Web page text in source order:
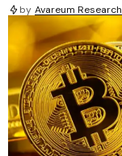
by Avareum Research